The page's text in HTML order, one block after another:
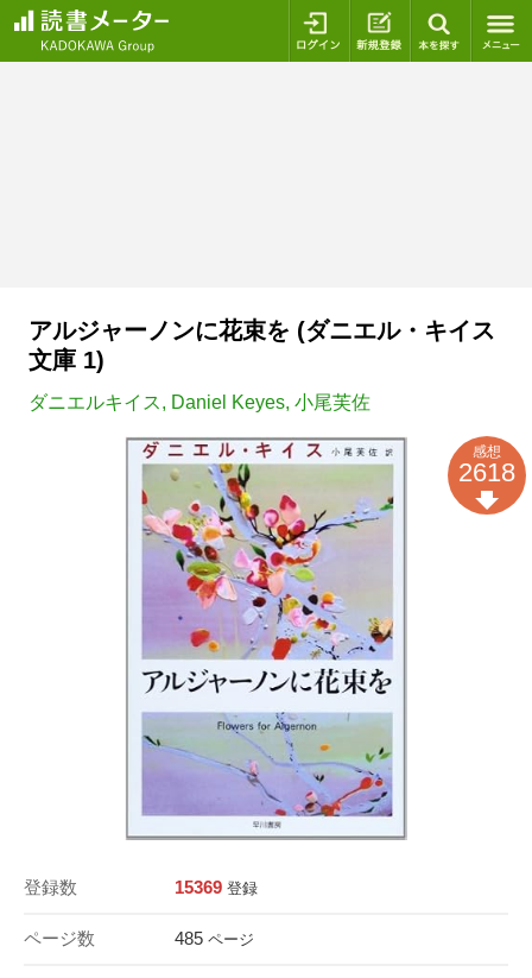
ログイン 新規登録
アルジャーノンに花束を (ダニエル・キイス
文庫 1)
ダニエルキイス, Daniel Keyes, 小尾芙佐
登録数 15369 登録
ページ数 485 ページ
感想
2618